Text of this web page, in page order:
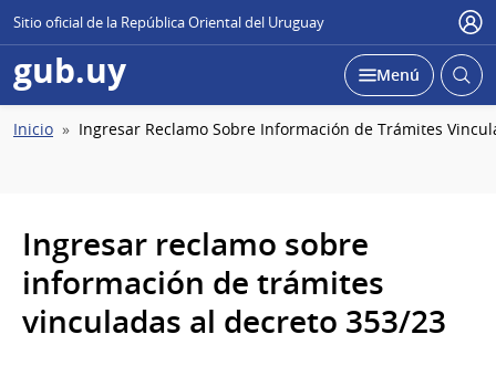
Sitio oficial de la República Oriental del Uruguay
gub.uy Desplegar
Menú Abrir
Ruta
Inicio Ingresar Reclamo Sobre Información de Trámites
Ingresar reclamo sobre
información de trámites
vinculadas al decreto 353/23